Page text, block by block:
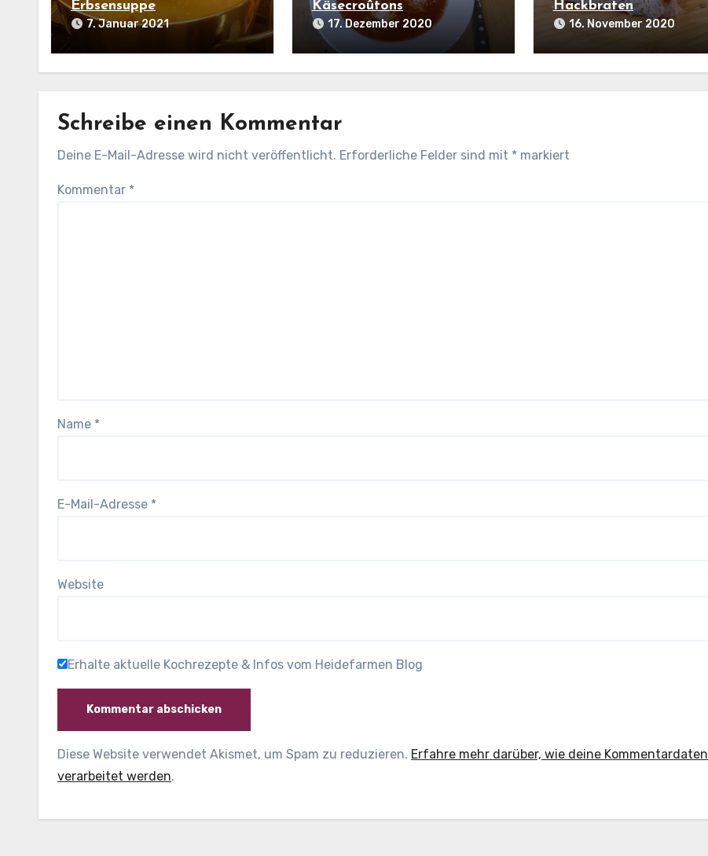
Erbsensuppe
7. Januar 2021
Käsecroûtons
17. Dezember 2020
Hackbraten
16. November 2020
Schreibe einen Kommentar
Deine E-Mail-Adresse wird nicht veröffentlicht. Erforderliche Felder sind mit * markiert
Kommentar *
Name *
E-Mail-Adresse *
Website
Erhalte aktuelle Kochrezepte & Infos vom Heidefarmen Blog
Diese Website verwendet Akismet, um Spam zu reduzieren. Erfahre mehr darüber, wie deine Kommentardaten
verarbeitet werden.